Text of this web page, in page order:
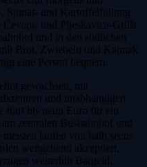
Spinat- und Kartoffelfüllung
und Pljeskavica-Grills
und in den südlichen
Brot, Zwiebeln und Kajmak
eine Person bequem.
gewachsen, mit
und unabhängigen
fünf bis neun Euro für ein
zentralen Busbahnhof und
laufen von halb sechs
weitgehend akzeptiert,
weiterhin Bargeld.